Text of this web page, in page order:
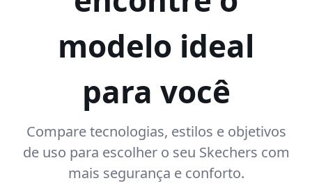
modelo ideal
para você
Compare tecnologias, estilos e objetivos
de uso para escolher o seu Skechers com
mais segurança e conforto.